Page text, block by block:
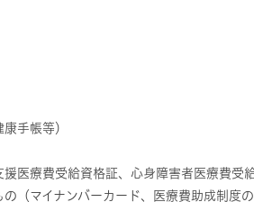
手帳等）
医療費受給資格証、心身障害者医療費受
（マイナンバーカード、医療費助成制度の